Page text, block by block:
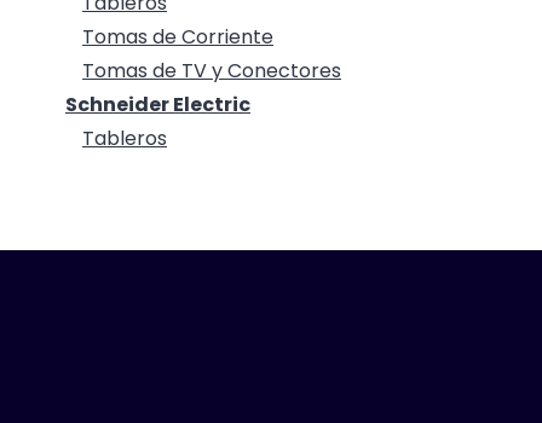
Tomas de Corriente
Tomas de TV y Conectores
Schneider Electric
Tableros